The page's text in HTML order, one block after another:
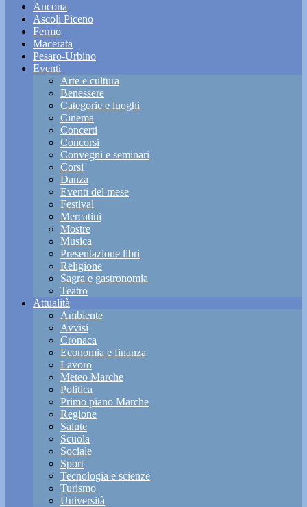
Ancona
Ascoli Piceno
Fermo
Macerata
Pesaro-Urbino
Eventi
Arte e cultura
Benessere
Categorie e luoghi
Cinema
Concerti
Concorsi
Convegni e seminari
Corsi
Danza
Eventi del mese
Festival
Mercatini
Mostre
Musica
Presentazione libri
Religione
Sagra e gastronomia
Teatro
Attualità
Ambiente
Avvisi
Cronaca
Economia e finanza
Lavoro
Meteo Marche
Politica
Primo piano Marche
Regione
Salute
Scuola
Sociale
Sport
Tecnologia e scienze
Turismo
Università